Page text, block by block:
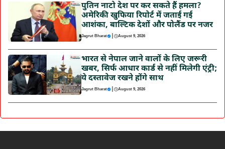
पुतिन नाटो देश पर कर सकते हैं हमला?
अमेरिकी खुफिया रिपोर्ट में जताई गई
आशंका, बाल्टिक देशों और पोलैंड पर नजर
Jagrut Bharat | August 9, 2026
भारत से नेपाल जाने वालों के लिए जरूरी
खबर, सिर्फ आधार कार्ड से नहीं मिलेगी एंट्री;
ये दस्तावेज रखने होंगे साथ
Jagrut Bharat | August 9, 2026